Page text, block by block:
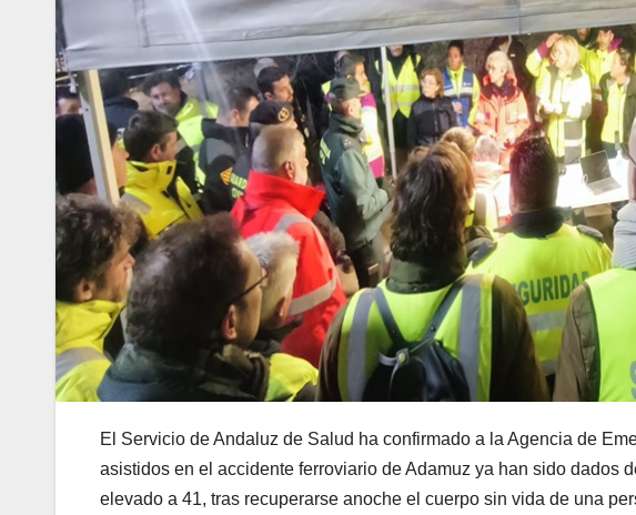
El Servicio de Andaluz de Salud ha confirmado a la Agencia de
asistidos en el accidente ferroviario de Adamuz ya han sido dados
elevado a 41, tras recuperarse anoche el cuerpo sin vida de una